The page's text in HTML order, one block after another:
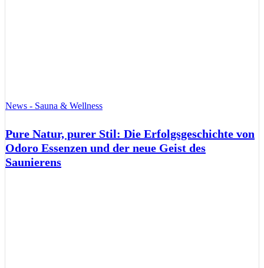
News - Sauna & Wellness
Pure Natur, purer Stil: Die Erfolgsgeschichte von
Odoro Essenzen und der neue Geist des
Saunierens